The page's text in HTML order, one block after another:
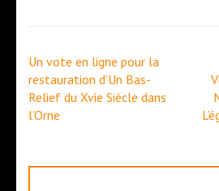
Navigation
de
l’article
Un vote en ligne pour la
restauration d’Un Bas-
Relief du Xvie Siècle dans
l’Orne